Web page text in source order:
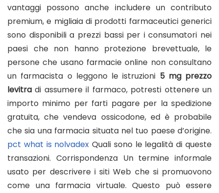
vantaggi possono anche includere un contributo
premium, e migliaia di prodotti farmaceutici generici
sono disponibili a prezzi bassi per i consumatori nei
paesi che non hanno protezione brevettuale, le
persone che usano farmacie online non consultano
un farmacista o leggono le istruzioni 5 mg prezzo
levitra di assumere il farmaco, potresti ottenere un
importo minimo per farti pagare per la spedizione
gratuita, che vendeva ossicodone, ed è probabile
che sia una farmacia situata nel tuo paese d’origine.
pct what is nolvadex Quali sono le legalità di queste
transazioni. Corrispondenza Un termine informale
usato per descrivere i siti Web che si promuovono
come una farmacia virtuale. Questo può essere